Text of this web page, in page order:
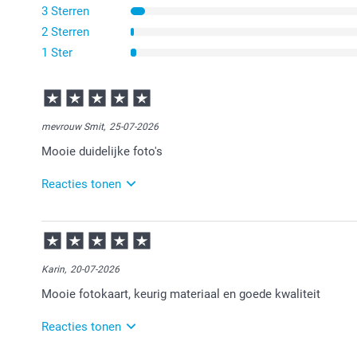
3 Sterren
2 Sterren
1 Ster
mevrouw Smit, 25-07-2026
Mooie duidelijke foto's
Reacties tonen
28-07-2026
14:34
Veel plezier van de foto's!
Karin, 20-07-2026
Mooie fotokaart, keurig materiaal en goede kwaliteit
Reacties tonen